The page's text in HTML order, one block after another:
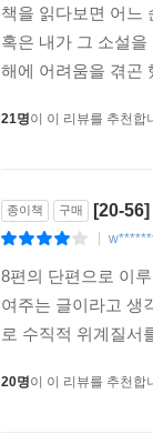
진은 조금도 과하
서늘하면서도 달
많은 이들에게 자
책을 읽다보면 어느
혹은 내가 그 소설
해에 어려움을 겪곤
21명이 이 리뷰를 추천합
종이책 구매 [20-
8편의 단편으로 이
여주는 글이라고 생
로 수직적 위계질서
20명이 이 리뷰를 추천합